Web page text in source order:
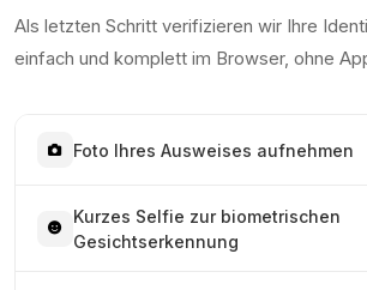
Als letzten Schritt verifizieren wir Ihre
einfach und komplett im Browser, ohne
Foto Ihres Ausweises aufnehmen
Kurzes Selfie zur biometrischen
Gesichtserkennung